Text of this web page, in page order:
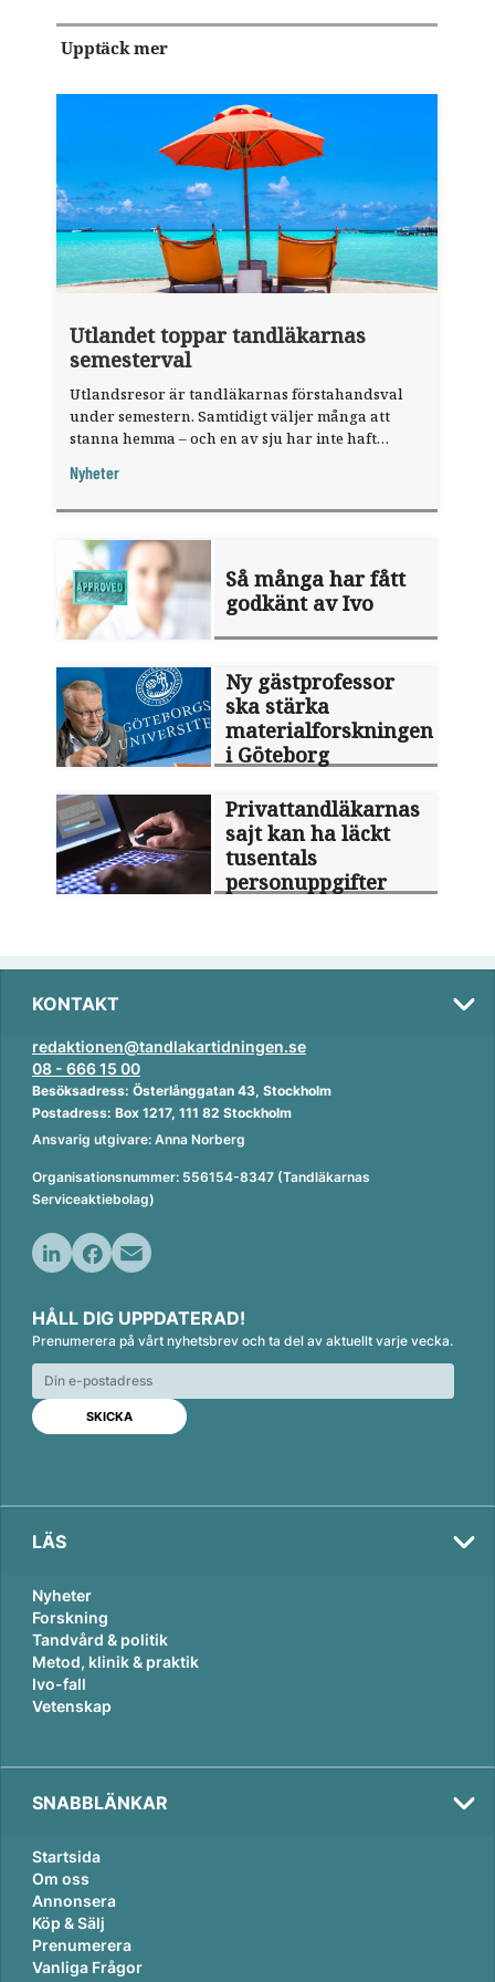
Upptäck mer
Utlandet toppar tandläkarnas
semesterval
Utlandsresor är tandläkarnas förstahandsval
under semestern. Samtidigt väljer många att
stanna hemma – och en av sju har inte haft
fråga".
Nyheter
Så många har fått
godkänt av Ivo
Ny gästprofessor
ska stärka
materialforskningen
i Göteborg
Privattandläkarnas
sajt kan ha läckt
tusentals
personuppgifter
KONTAKT
redaktionen@tandlakartidningen.se
08 - 666 15 00
Besöksadress: Österlånggatan 43, Stockholm
Postadress: Box 1217, 111 82 Stockholm
Ansvarig utgivare: Anna Norberg
Organisationsnummer: 556154-8347 (Tandläkarnas
Serviceaktiebolag)
n
k
e
d
n
c
e
b
o
o
k
a
i
l
HÅLL DIG UPPDATERAD!
Prenumerera på vårt nyhetsbrev och ta del av aktuellt varje vecka.
LÄS
Nyheter
Forskning
Tandvård & politik
Metod, klinik & praktik
Ivo-fall
Vetenskap
SNABBLÄNKAR
Startsida
Om oss
Annonsera
Köp & Sälj
Prenumerera
Vanliga Frågor